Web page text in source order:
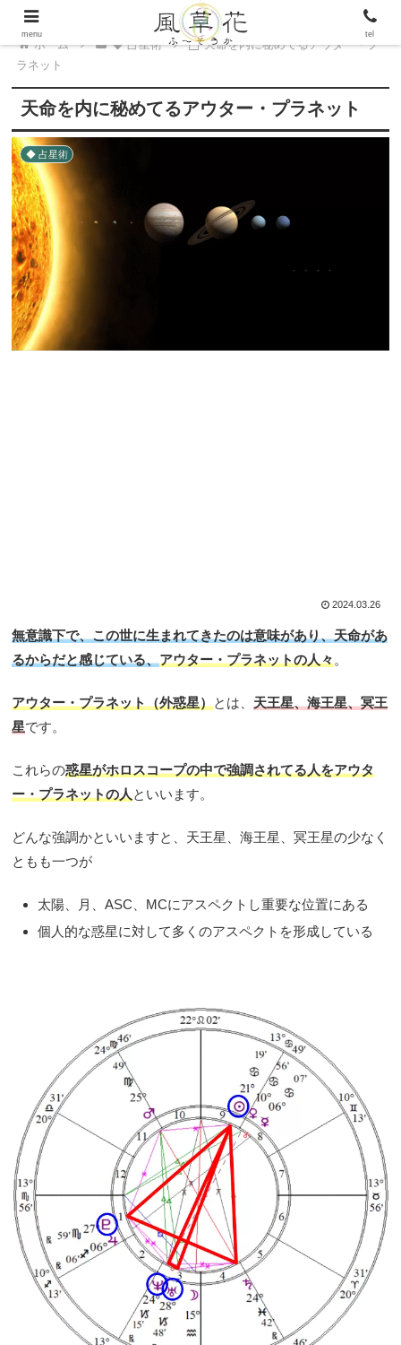
ホーム ◆ 占星術
天命を内に秘めてるアウター・プ
ラネット
天命を内に秘めてるアウター・プラネット
◆ 占星術
2024.03.26
無意識下で、この世に生まれてきたのは意味があり、天命があ
るからだと感じている、アウター・プラネットの人々。
アウター・プラネット（外惑星）とは、 天王星、海王星、冥王
星です。
これらの惑星がホロスコープの中で強調されてる人をアウタ
ー・プラネットの人といいます。
どんな強調かといいますと、天王星、海王星、冥王星の少なく
ともも一つが
太陽、月、ASC、MCにアスペクトし重要な位置にある
個人的な惑星に対して多くのアスペクトを形成している
menu tel